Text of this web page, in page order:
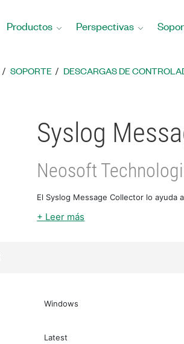
Productos Perspectivas
SOPORTE DESCARGAS DE
Syslog
Neosoft
El Syslog Message Collector lo ayuda
+ Leer más
Windows
Latest